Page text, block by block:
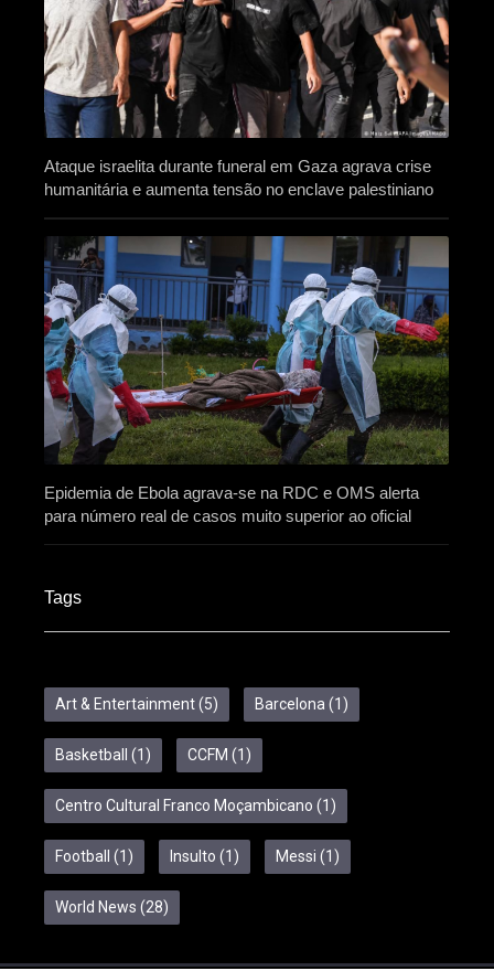
Ataque israelita durante funeral em Gaza agrava crise
humanitária e aumenta tensão no enclave palestiniano
Epidemia de Ebola agrava-se na RDC e OMS alerta
para número real de casos muito superior ao oficial
Tags
Art & Entertainment(5) Barcelona (1)
Basketball (1) CCFM (1)
Centro Cultural Franco Moçambicano (1)
Football (1) Insulto (1) Messi (1)
World News (28)